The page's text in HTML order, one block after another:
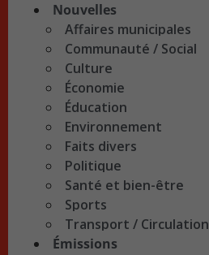
Nouvelles
Affaires municipales
Communauté / Social
Culture
Économie
Éducation
Environnement
Faits divers
Politique
Santé et bien-être
Sports
Transport / Circulation
Émissions